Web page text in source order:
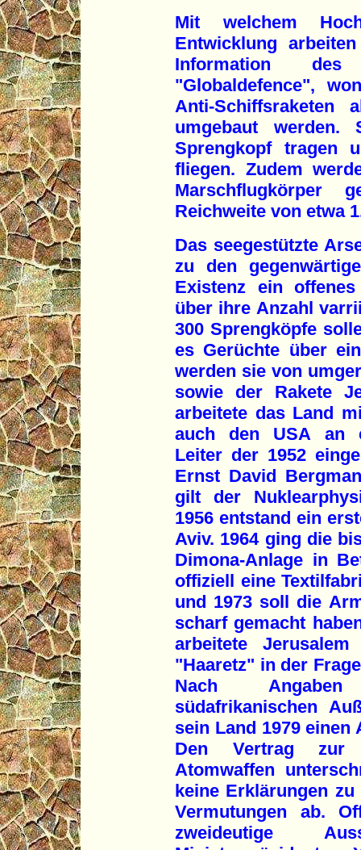
Mit welchem
Entwicklung
Information des
"Globaldefence",
Anti-Schiffsraketen
umgebaut werden.
Sprengkopf tragen
fliegen. Zudem
Marschflugkörper
Reichweite von etwa
Das seegestützte
zu den
Existenz ein
über ihre Anzahl
300 Sprengköpfe
es Gerüchte über
werden sie von
sowie der Rakete
arbeitete das Land
auch den USA an
Leiter der 1952
Ernst David
gilt der
1956 entstand ein
Aviv. 1964 ging die
Dimona-Anlage in
offiziell eine
und 1973 soll die
scharf gemacht
arbeitete
"Haaretz" in der
Nach
südafrikanischen
sein Land 1979
Den Vertrag zur
Atomwaffen
keine Erklärungen
Vermutungen ab.
zweideutige